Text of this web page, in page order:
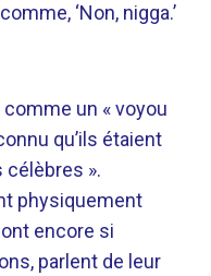
‘Non, nigga.’
un « voyou
qu’ils étaient
».
physiquement
encore si
parlent de leur